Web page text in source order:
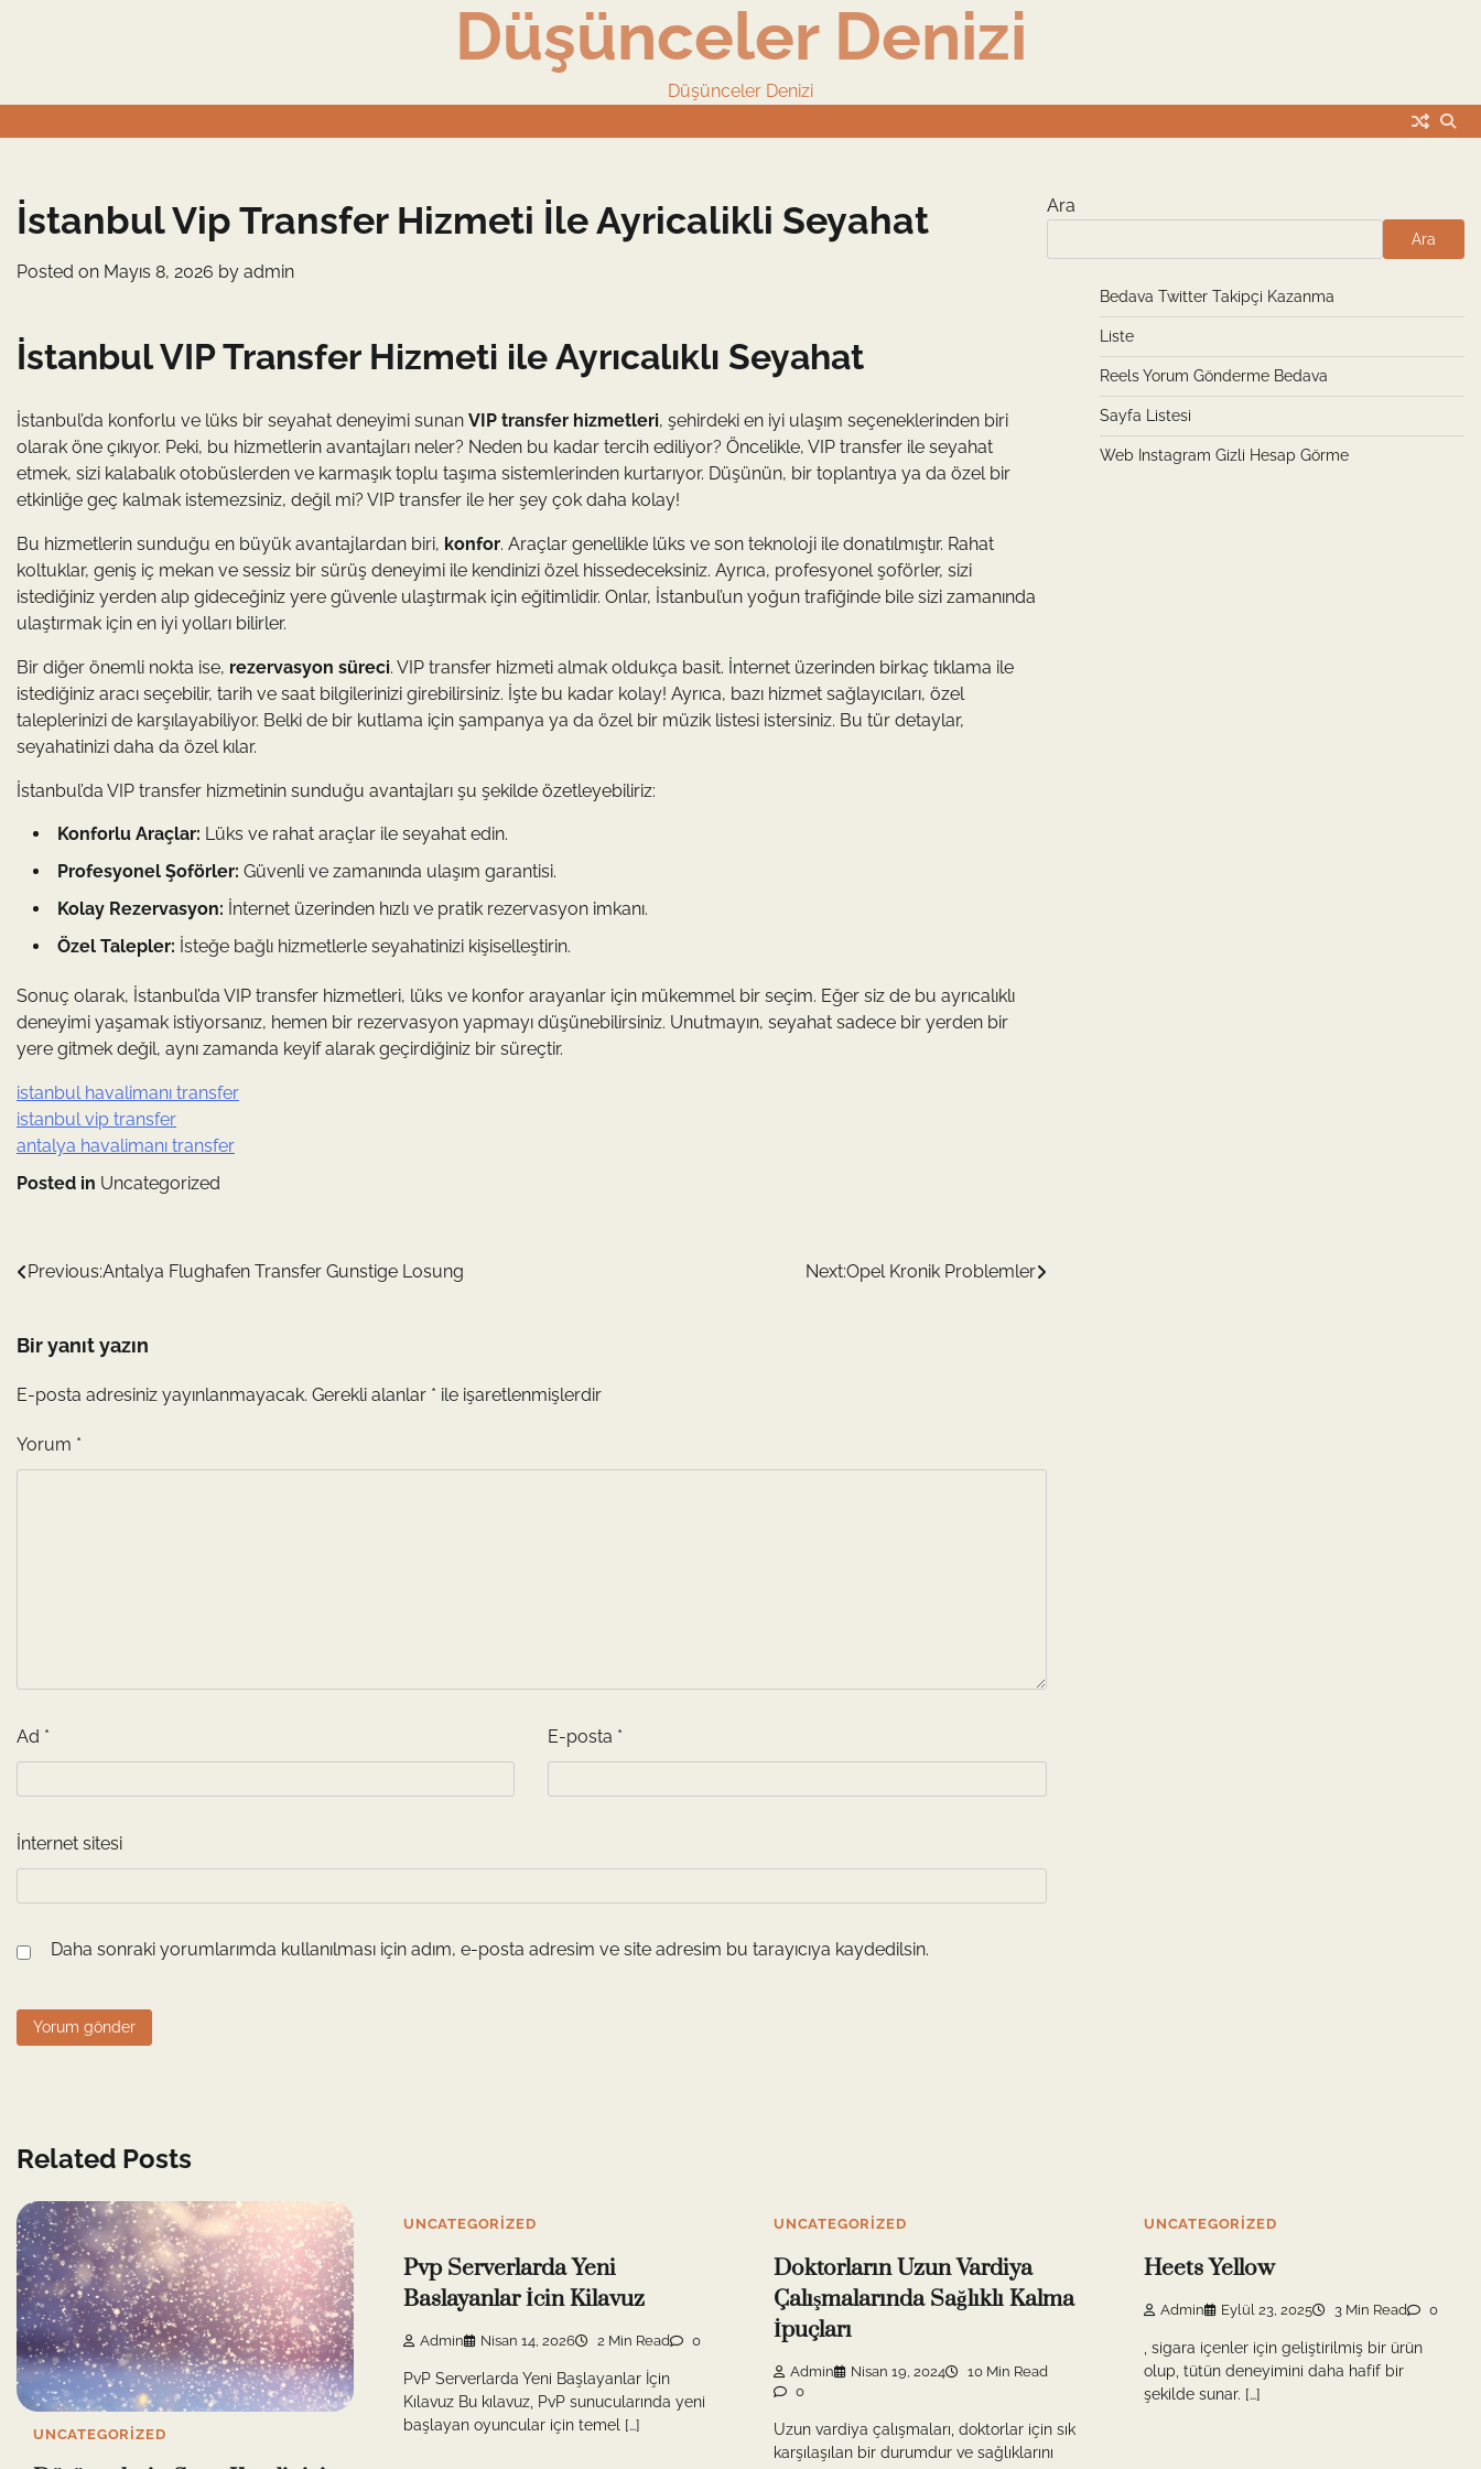
Düşünceler Denizi
Düşünceler Denizi
İstanbul Vip Transfer Hizmeti İle Ayricalikli Seyahat
Posted on Mayıs 8, 2026 by admin
İstanbul VIP Transfer Hizmeti ile Ayrıcalıklı Seyahat
İstanbul’da konforlu ve lüks bir seyahat deneyimi sunan VIP transfer hizmetleri, şehirdeki en iyi ulaşım seçeneklerinden biri
olarak öne çıkıyor. Peki, bu hizmetlerin avantajları neler? Neden bu kadar tercih ediliyor? Öncelikle, VIP transfer ile seyahat
etmek, sizi kalabalık otobüslerden ve karmaşık toplu taşıma sistemlerinden kurtarıyor. Düşünün, bir toplantıya ya da özel bir
etkinliğe geç kalmak istemezsiniz, değil mi? VIP transfer ile her şey çok daha kolay!
Bu hizmetlerin sunduğu en büyük avantajlardan biri, konfor. Araçlar genellikle lüks ve son teknoloji ile donatılmıştır. Rahat
koltuklar, geniş iç mekan ve sessiz bir sürüş deneyimi ile kendinizi özel hissedeceksiniz. Ayrıca, profesyonel şoförler, sizi
istediğiniz yerden alıp gideceğiniz yere güvenle ulaştırmak için eğitimlidir. Onlar, İstanbul’un yoğun trafiğinde bile sizi zamanında
ulaştırmak için en iyi yolları bilirler.
Bir diğer önemli nokta ise, rezervasyon süreci. VIP transfer hizmeti almak oldukça basit. İnternet üzerinden birkaç tıklama ile
istediğiniz aracı seçebilir, tarih ve saat bilgilerinizi girebilirsiniz. İşte bu kadar kolay! Ayrıca, bazı hizmet sağlayıcıları, özel
taleplerinizi de karşılayabiliyor. Belki de bir kutlama için şampanya ya da özel bir müzik listesi istersiniz. Bu tür detaylar,
seyahatinizi daha da özel kılar.
İstanbul’da VIP transfer hizmetinin sunduğu avantajları şu şekilde özetleyebiliriz:
Konforlu Araçlar: Lüks ve rahat araçlar ile seyahat edin.
Profesyonel Şoförler: Güvenli ve zamanında ulaşım garantisi.
Kolay Rezervasyon: İnternet üzerinden hızlı ve pratik rezervasyon imkanı.
Özel Talepler: İsteğe bağlı hizmetlerle seyahatinizi kişiselleştirin.
Sonuç olarak, İstanbul’da VIP transfer hizmetleri, lüks ve konfor arayanlar için mükemmel bir seçim. Eğer siz de bu ayrıcalıklı
deneyimi yaşamak istiyorsanız, hemen bir rezervasyon yapmayı düşünebilirsiniz. Unutmayın, seyahat sadece bir yerden bir
yere gitmek değil, aynı zamanda keyif alarak geçirdiğiniz bir süreçtir.
istanbul havalimanı transfer
istanbul vip transfer
antalya havalimanı transfer
Posted in Uncategorized
Yazı
Previous:Antalya Flughafen Transfer Gunstige Losung Next:Opel Kronik Problemler
Bir yanıt yazın
E-posta adresiniz yayınlanmayacak. Gerekli alanlar * ile işaretlenmişlerdir
Yorum *
Ad * E-posta *
İnternet sitesi
Daha sonraki yorumlarımda kullanılması için adım, e-posta adresim ve site adresim bu tarayıcıya kaydedilsin.
Ara
Ara
Bedava Twitter Takipçi Kazanma
Liste
Reels Yorum Gönderme Bedava
Sayfa Listesi
Web Instagram Gizli Hesap Görme
Related Posts
UNCATEGORIZED
UNCATEGORIZED
Pvp Serverlarda Yeni
Baslayanlar İcin Kilavuz
Admin Nisan 14, 2026 2 Min Read 0
PvP Serverlarda Yeni Başlayanlar İçin
Kılavuz Bu kılavuz, PvP sunucularında yeni
başlayan oyuncular için temel […]
UNCATEGORIZED
Doktorların Uzun Vardiya
Çalışmalarında Sağlıklı Kalma
İpuçları
Admin Nisan 19, 2024
10 Min Read
0
Uzun vardiya çalışmaları, doktorlar için sık
karşılaşılan bir durumdur ve sağlıklarını
UNCATEGORIZED
Heets Yellow
Admin Eylül 23, 2025 3 Min Read 0
, sigara içenler için geliştirilmiş bir ürün
olup, tütün deneyimini daha hafif bir
şekilde sunar. […]